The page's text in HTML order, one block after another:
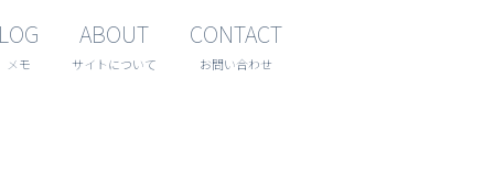
メモ
ABOUT
サイトについて
CONTACT
お問い合わせ